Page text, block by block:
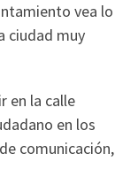
vea lo
ciudad muy
en la calle
en los
comunicación,